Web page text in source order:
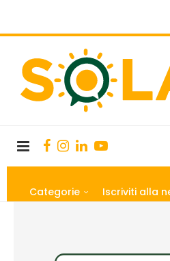
Categorie Iscriviti alla